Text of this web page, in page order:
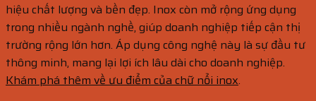
hiệu chất lượng và bền đẹp. Inox còn mở rộng ứng dụng
trong nhiều ngành nghề, giúp doanh nghiệp tiếp cận thị
trường rộng lớn hơn. Áp dụng công nghệ này là sự đầu tư
thông minh, mang lại lợi ích lâu dài cho doanh nghiệp.
Khám phá thêm về ưu điểm của chữ nổi inox.